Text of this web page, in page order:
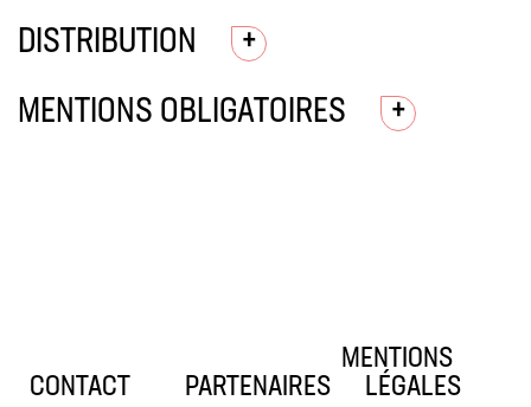
DISTRIBUTION
MENTIONS OBLIGATOIRES
CONTACT PARTENAIRES
MENTIONS
LÉGALES